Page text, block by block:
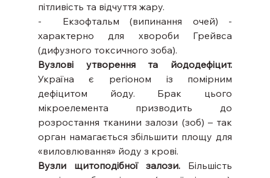
пітливість та відчуття жару.
-  Екзофтальм (випинання очей) -
характерно для хвороби Грейвса
(дифузного токсичного зоба).
Вузлові утворення та йододефіцит.
Україна є регіоном із помірним
дефіцитом йоду. Брак цього
мікроелемента призводить до
розростання тканини залози (зоб) – так
орган намагається збільшити площу для
«виловлювання» йоду з крові.
Вузли щитоподібної залози. Більшість